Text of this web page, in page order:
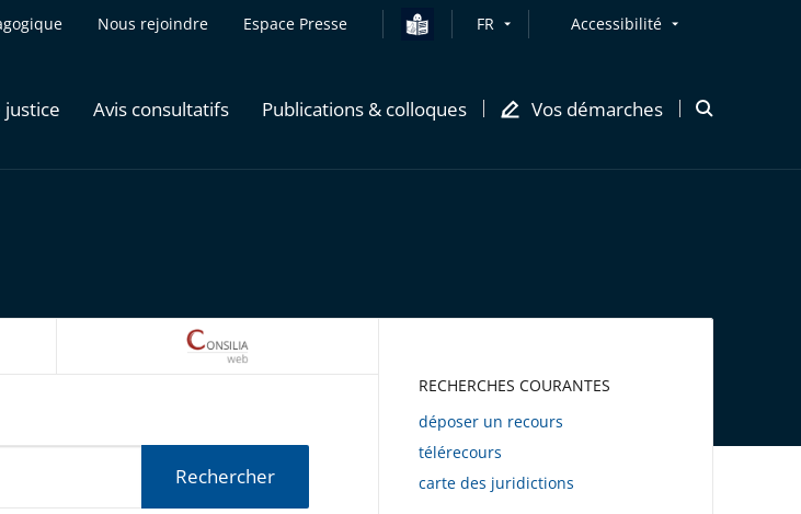
Nous rejoindre Espace Presse FR Accessibilité
justice Avis consultatifs Publications & colloques Vos démarches
Ouvrir
Rechercher
RECHERCHES COURANTES
déposer un recours
télérecours
carte des juridictions